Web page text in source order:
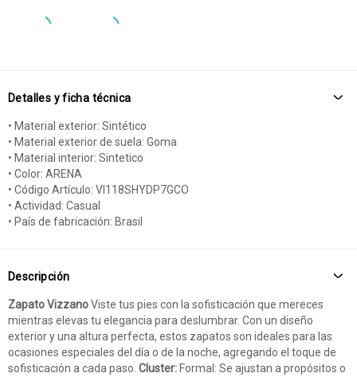
Detalles y ficha técnica
• Material exterior: Sintético
• Material exterior de suela: Goma
• Material interior: Sintetico
• Color: ARENA
• Código Artículo: VI118SHYDP7GCO
• Actividad: Casual
• País de fabricación: Brasil
Descripción
Zapato VizzanoViste tus pies con la sofisticación que mereces
mientras elevas tu elegancia para deslumbrar. Con un diseño
exterior y una altura perfecta, estos zapatos son ideales para las
ocasiones especiales del día o de la noche, agregando el toque de
sofisticación a cada paso. Cluster: Formal: Se ajustan a propósitos o